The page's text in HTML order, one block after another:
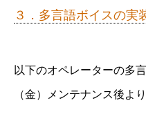
３．多言語ボイスの実
以下のオペレーターの多
（金）メンテナンス後よ